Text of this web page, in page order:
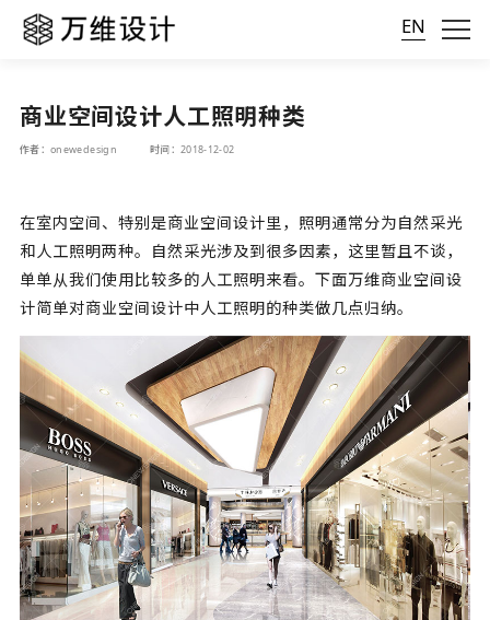
EN
商业空间设计人工照明种类
作者：onewedesign 时间：2018-12-02
在室内空间、特别是商业空间设计里，照明通常分为自然采光
和人工照明两种。自然采光涉及到很多因素，这里暂且不谈，
单单从我们使用比较多的人工照明来看。下面万维商业空间设
计简单对商业空间设计中人工照明的种类做几点归纳。